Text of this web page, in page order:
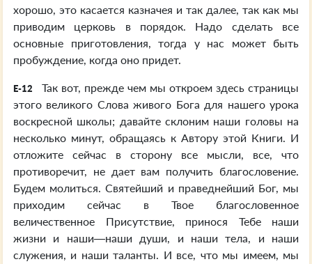
хорошо, это касается казначея и так далее, так как мы
приводим церковь в порядок. Надо сделать все
основные приготовления, тогда у нас может быть
пробуждение, когда оно придет.
E-12
Так вот, прежде чем мы откроем здесь страницы
этого великого Слова живого Бога для нашего урока
воскресной школы; давайте склоним наши головы на
несколько минут, обращаясь к Автору этой Книги. И
отложите сейчас в сторону все мысли, все, что
противоречит, не дает вам получить благословение.
Будем молиться. Святейший и праведнейший Бог, мы
приходим сейчас в Твое благословенное
величественное Присутствие, принося Тебе наши
жизни и наши—наши души, и наши тела, и наши
служения, и наши таланты. И все, что мы имеем, мы